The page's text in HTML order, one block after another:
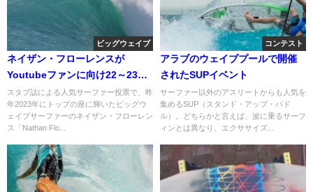
ビッグウェイブ
ネイザン・フローレンスが
Youtubeファンに向け22～23年
のハイライト動画を公開
スタブ誌による人気サーファー投票で、昨
年2023年にトップの座に輝いたビッグウ
ェイブサーファーのネイザン・フローレン
ス「Nathan Flo...
コンテスト
アラブのウェイブプールで開催
されたSUPイベント
サーファー以外のアスリートからも人気を
集めるSUP（スタンド・アップ・パド
ル）。どちらかと言えば、波に乗るサーフ
ィンとは異なり、エクササイズ...